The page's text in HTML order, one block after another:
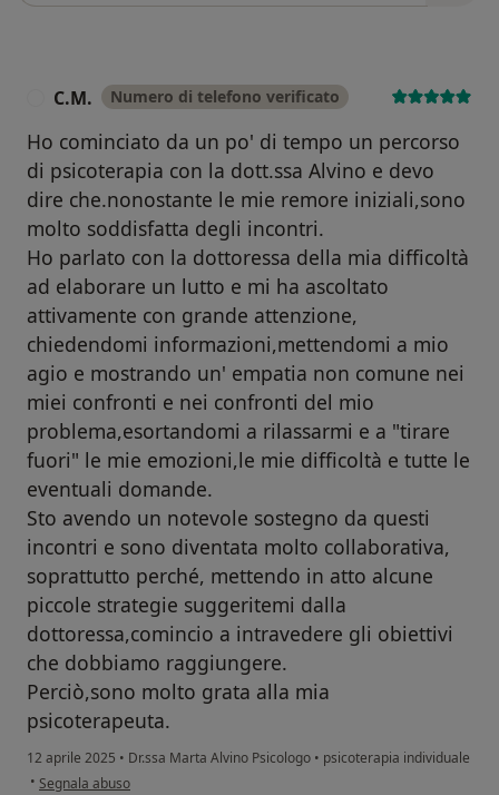
C.M. Numero di telefono verificato
Ho cominciato da un po' di tempo un percorso
di psicoterapia con la dott.ssa Alvino e devo
dire che.nonostante le mie remore iniziali,sono
molto soddisfatta degli incontri.
Ho parlato con la dottoressa della mia difficoltà
ad elaborare un lutto e mi ha ascoltato
attivamente con grande attenzione,
chiedendomi informazioni,mettendomi a mio
agio e mostrando un' empatia non comune nei
miei confronti e nei confronti del mio
problema,esortandomi a rilassarmi e a "tirare
fuori" le mie emozioni,le mie difficoltà e tutte le
eventuali domande.
Sto avendo un notevole sostegno da questi
incontri e sono diventata molto collaborativa,
soprattutto perché, mettendo in atto alcune
piccole strategie suggeritemi dalla
dottoressa,comincio a intravedere gli obiettivi
che dobbiamo raggiungere.
Perciò,sono molto grata alla mia
psicoterapeuta.
12 aprile 2025 • Dr.ssa Marta Alvino Psicologo • psicoterapia individuale
• secondo l'opinione dell'utente C.M.
Segnala abuso